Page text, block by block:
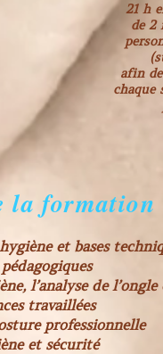
21 h
de 2
afin
chaque
la formation​
et bases
l’analyse de l’ongle
travaillées
professionnelle
et sécurité